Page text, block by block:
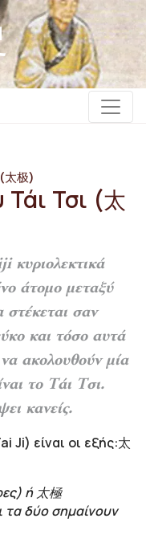
太极)
Τσι (太
κυριολεκτικά
άτομο μεταξύ
στέκεται σαν
και τόσο αυτά
ακολουθούν μία
το Tάι Τσι.
κανείς.
Ji) είναι οι εξής:太
ή 太極
τα δύο σημαίνουν